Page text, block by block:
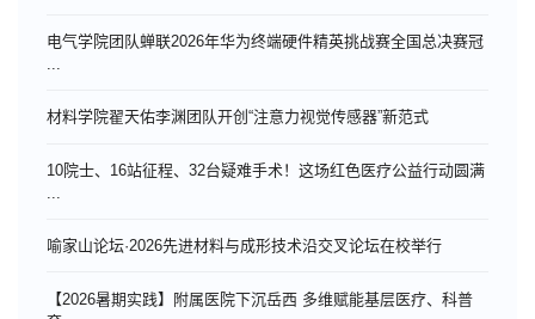
电气学院团队蝉联2026年华为终端硬件精英挑战赛全国总决赛冠
...
材料学院翟天佑李渊团队开创“注意力视觉传感器”新范式
10院士、16站征程、32台疑难手术！这场红色医疗公益行动圆满
喻家山论坛·2026先进材料与成形技术沿交叉论坛在校举行
【2026暑期实践】附属医院下沉岳西 多维赋能基层医疗、科普